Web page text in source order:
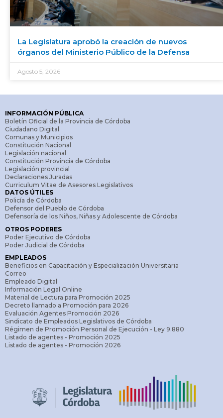
La Legislatura aprobó la creación de nuevos
órganos del Ministerio Público de la Defensa
Agosto 5, 2026
INFORMACIÓN PÚBLICA
Boletín Oficial de la Provincia de Córdoba
Ciudadano Digital
Comunas y Municipios
Constitución Nacional
Legislación nacional
Constitución Provincia de Córdoba
Legislación provincial
Declaraciones Juradas
Curriculum Vitae de Asesores Legislativos
DATOS ÚTILES
Policía de Córdoba
Defensor del Pueblo de Córdoba
Defensoría de los Niños, Niñas y Adolescente de Córdoba
OTROS PODERES
Poder Ejecutivo de Córdoba
Poder Judicial de Córdoba
EMPLEADOS
Beneficios en Capacitación y Especialización Universitaria
Correo
Empleado Digital
Información Legal Online
Material de Lectura para Promoción 2025
Decreto llamado a Promoción para 2026
Evaluación Agentes Promoción 2026
Sindicato de Empleados Legislativos de Córdoba
Régimen de Promoción Personal de Ejecución - Ley 9.880
Listado de agentes - Promoción 2025
Listado de agentes - Promoción 2026